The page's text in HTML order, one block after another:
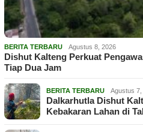
BERITA TERBARU Agustus 8, 2026
Dishut Kalteng Perkuat
Tiap Dua Jam
BERITA TERBARU Agustus 7,
Dalkarhutla Dishut
Kebakaran Lahan di